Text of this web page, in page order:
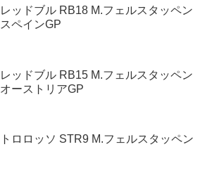
レッドブル RB18 M.フェルスタッペン
スペインGP
レッドブル RB15 M.フェルスタッペン
オーストリアGP
トロロッソ STR9 M.フェルスタッペン